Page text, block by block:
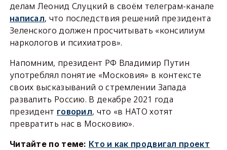
делам Леонид Слуцкий в своём телеграм-канале
написал, что последствия решений президента
Зеленского должен просчитывать «консилиум
наркологов и психиатров».
Напомним, президент РФ Владимир Путин
употреблял понятие «Московия» в контексте
своих высказываний о стремлении Запада
развалить Россию. В декабре 2021 года
президент говорил, что «в НАТО хотят
превратить нас в Московию».
Читайте по теме: Кто и как продвигал проект